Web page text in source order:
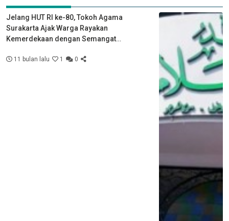
Jelang HUT RI ke-80, Tokoh Agama
Surakarta Ajak Warga Rayakan
Kemerdekaan dengan Semangat
11 bulan lalu 1 0